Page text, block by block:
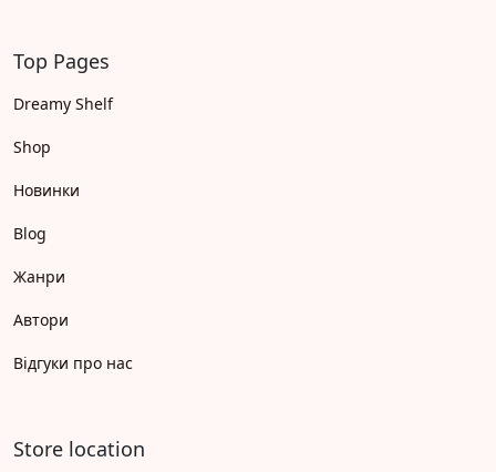
Top Pages
Dreamy Shelf
Shop
Новинки
Blog
Жанри
Автори
Відгуки про нас
Store location